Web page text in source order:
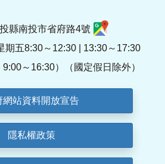
縣南投市省府路4號
期五8:30～12:30 | 13:30～17:30
9:00～16:30）（國定假日除外）
網站資料開放宣告
隱私權政策